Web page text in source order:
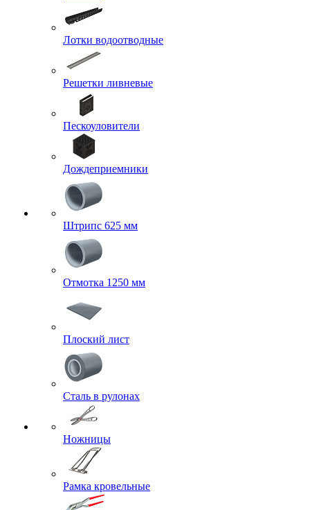
Лотки водоотводные
Решетки ливневые
Пескоуловители
Дождеприемники
Штрипс 625 мм
Отмотка 1250 мм
Плоский лист
Сталь в рулонах
Ножницы
Рамка кровельные